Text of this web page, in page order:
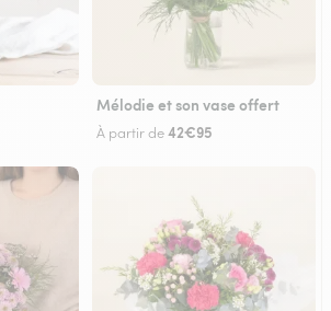
Mélodie et son vase offert
À partir de42€95